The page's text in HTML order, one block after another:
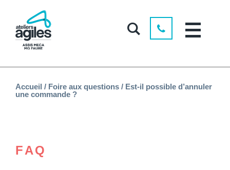
Accueil / Foire aux questions / Est-il possible d’annuler
une commande ?
FAQ